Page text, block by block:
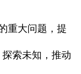
重大问题，提
探索未知，推动